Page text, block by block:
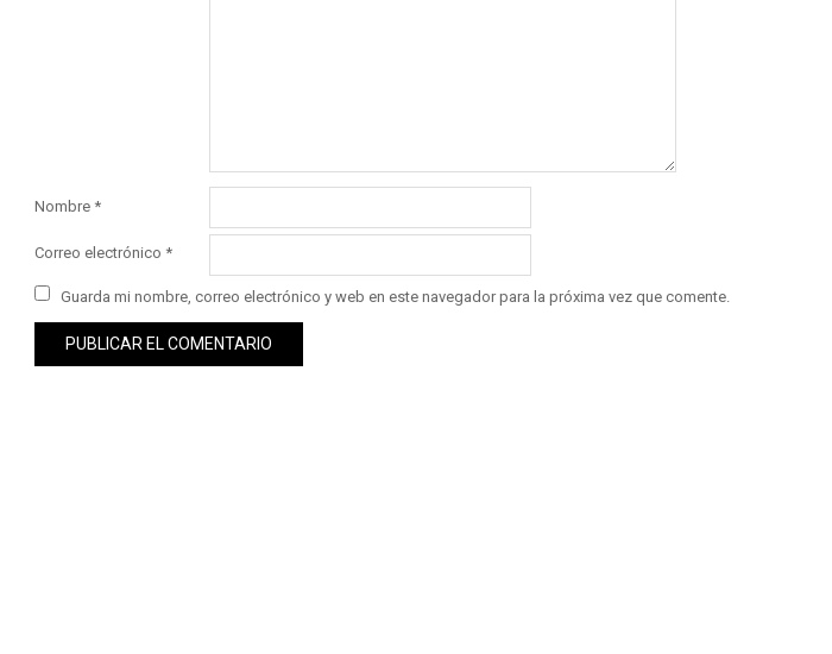
Nombre *
Correo electrónico *
Guarda mi nombre, correo electrónico y web en este navegador para la próxima vez que comente.